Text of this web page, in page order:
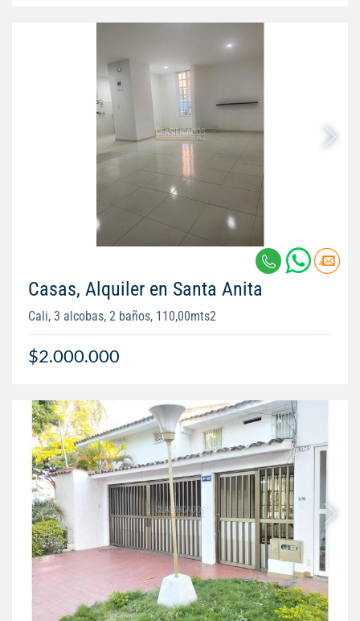
Casas, Alquiler en Santa Anita
Cali, 3 alcobas, 2 baños, 110,00mts2
$2.000.000